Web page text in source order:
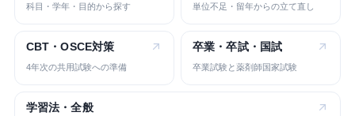
科目・学年・目的から探す 単位不足・留年からの立て直し
CBT・OSCE対策
4年次の共用試験への準備
卒業・卒試・ 国試
卒業試験と薬剤師国家試験
学習法・全般